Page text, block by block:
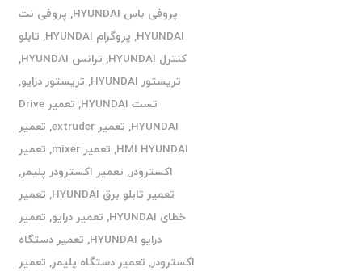
پروفی باس HYUNDAI
, پروفی نت
HYUNDAI
, پروگرام HYUNDAI , تابلو
کنترل HYUNDAI
, ترانس HYUNDAI
,
تریستور HYUNDAI
, تریستور درایو,
تست HYUNDAI
,
تعمیر Drive
HYUNDAI
, تعمیر extruder , تعمیر
HMI HYUNDAI
, تعمیر mixer , تعمیر
اکسترودر, تعمیر اکسترودر پلیمر,
تعمیر تابلو برق HYUNDAI
, تعمیر
خطای HYUNDAI
, تعمیر درایو, تعمیر
درایو HYUNDAI
, تعمیر دستگاه
اکسترودر, تعمیر دستگاه پلیمر, تعمیر